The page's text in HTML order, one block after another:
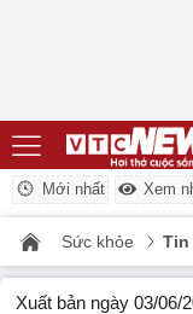
Mới nhất Xem
Sức khỏe
Xuất bản ngày 03/06/